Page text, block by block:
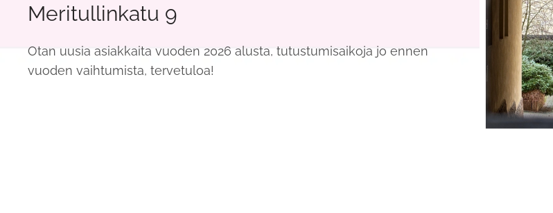
Meritullinkatu 9
Otan uusia asiakkaita vuoden 2026 alusta, tutustumisaikoja jo ennen
vuoden vaihtumista, tervetuloa!